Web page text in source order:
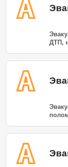
ДТП,